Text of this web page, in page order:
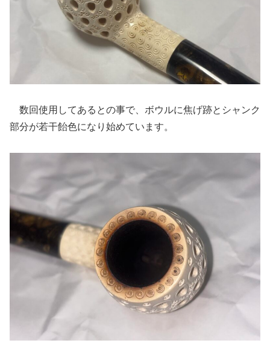
数回使用してあるとの事で、ボウルに焦げ跡とシャンク
部分が若干飴色になり始めています。